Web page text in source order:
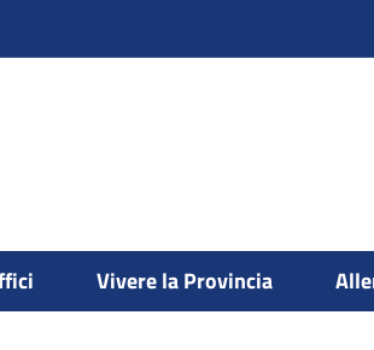
Vivere la Provincia
di valutazione della provincia di vercelli